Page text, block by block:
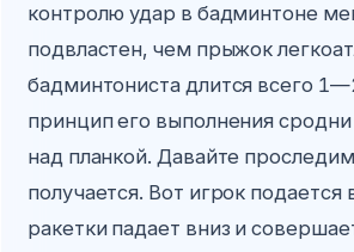
контролю удар в бадминтоне
подвластен, чем прыжок
бадминтониста длится всего
принцип его выполнения
над планкой. Давайте
получается. Вот игрок подается
ракетки падает вниз и